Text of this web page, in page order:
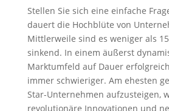
Stellen Sie sich eine einfache
dauert die Hochblüte von
Mittlerweile sind es weniger als
sinkend. In einem äußerst
Marktumfeld auf Dauer
immer schwieriger. Am ehesten
Star-Unternehmen aufzusteigen,
revolutionäre Innovationen und